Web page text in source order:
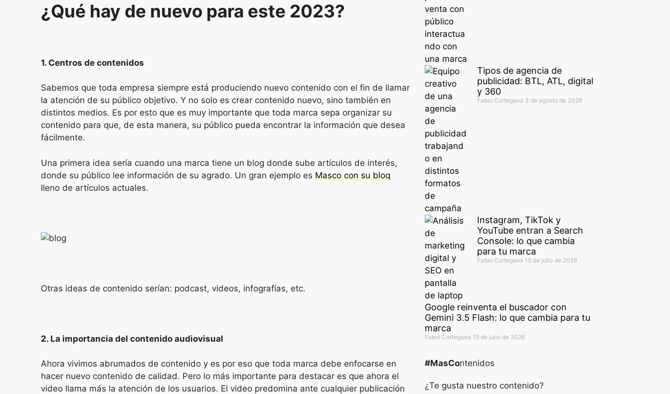
¿Qué hay de nuevo para este 2023?
1. Centros de contenidos
Sabemos que toda empresa siempre está produciendo nuevo contenido con el fin de llamar
la atención de su público objetivo. Y no solo es crear contenido nuevo, sino también en
distintos medios. Es por esto que es muy importante que toda marca sepa organizar su
contenido para que, de esta manera, su público pueda encontrar la información que desea
fácilmente.
Una primera idea sería cuando una marca tiene un blog donde sube artículos de interés,
donde su público lee información de su agrado. Un gran ejemplo es Masco con su blog
lleno de artículos actuales.
Otras ideas de contenido serían: podcast, videos, infografías, etc.
2. La importancia del contenido audiovisual
Ahora vivimos abrumados de contenido y es por eso que toda marca debe enfocarse en
hacer nuevo contenido de calidad. Pero lo más importante para destacar es que ahora el
video llama más la atención de los usuarios. El video predomina ante cualquier publicación
Tipos de agencia de
publicidad: BTL, ATL, digital
y 360
Fabio Cortegana 3 de agosto de 2026
Instagram, TikTok y
YouTube entran a Search
Console: lo que cambia
para tu marca
Fabio Cortegana 15 de julio de 2026
Google reinventa el buscador con
Gemini 3.5 Flash: lo que cambia para tu
marca
Fabio Cortegana 15 de julio de 2026
#MasContenidos
¿Te gusta nuestro contenido?